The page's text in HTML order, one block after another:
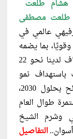
هشام طلعت
طلعت مصطفى
عالمي في
بما يضمه
من إمكانيات قدرة شرائية قوية. وأضاف لدينا نحو 22
نمو
سياحي يصل إلى نحو 38 مليون سائح بحلول 2030،
طوال العام
وشرم الشيخ
التفاصيل